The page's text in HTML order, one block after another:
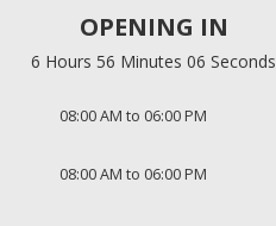
OPENING IN
6 Hours 56 Minutes 05 Seconds
08:00 AM to 06:00 PM
08:00 AM to 06:00 PM